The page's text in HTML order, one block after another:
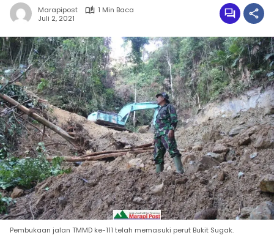
Marapipost
1 Min Baca
Juli 2, 2021
Pembukaan jalan TMMD ke-111 telah memasuki perut Bukit Sugak.